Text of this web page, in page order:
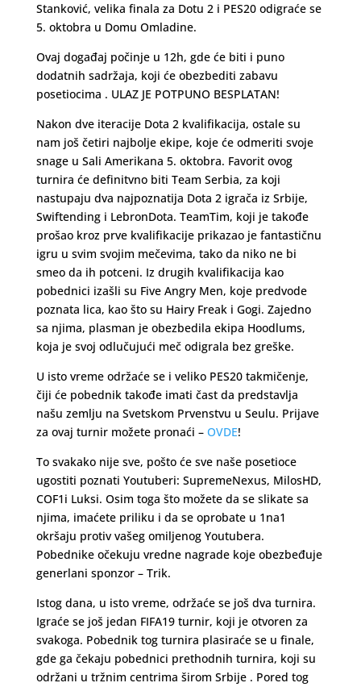
Stanković, velika finala za Dotu 2 i PES20 odigraće se
5. oktobra u Domu Omladine.
Ovaj događaj počinje u 12h, gde će biti i puno
dodatnih sadržaja, koji će obezbediti zabavu
posetiocima . ULAZ JE POTPUNO BESPLATAN!
Nakon dve iteracije Dota 2 kvalifikacija, ostale su
nam još četiri najbolje ekipe, koje će odmeriti svoje
snage u Sali Amerikana 5. oktobra. Favorit ovog
turnira će definitvno biti Team Serbia, za koji
nastupaju dva najpoznatija Dota 2 igrača iz Srbije,
Swiftending i LebronDota. TeamTim, koji je takođe
prošao kroz prve kvalifikacije prikazao je fantastičnu
igru u svim svojim mečevima, tako da niko ne bi
smeo da ih potceni. Iz drugih kvalifikacija kao
pobednici izašli su Five Angry Men, koje predvode
poznata lica, kao što su Hairy Freak i Gogi. Zajedno
sa njima, plasman je obezbedila ekipa Hoodlums,
koja je svoj odlučujući meč odigrala bez greške.
U isto vreme održaće se i veliko PES20 takmičenje,
čiji će pobednik takođe imati čast da predstavlja
našu zemlju na Svetskom Prvenstvu u Seulu. Prijave
za ovaj turnir možete pronaći – OVDE!
To svakako nije sve, pošto će sve naše posetioce
ugostiti poznati Youtuberi: SupremeNexus, MilosHD,
COF1i Luksi. Osim toga što možete da se slikate sa
njima, imaćete priliku i da se oprobate u 1na1
okršaju protiv vašeg omiljenog Youtubera.
Pobednike očekuju vredne nagrade koje obezbeđuje
generlani sponzor – Trik.
Istog dana, u isto vreme, održaće se još dva turnira.
Igraće se još jedan FIFA19 turnir, koji je otvoren za
svakoga. Pobednik tog turnira plasiraće se u finale,
gde ga čekaju pobednici prethodnih turnira, koji su
održani u tržnim centrima širom Srbije . Pored tog